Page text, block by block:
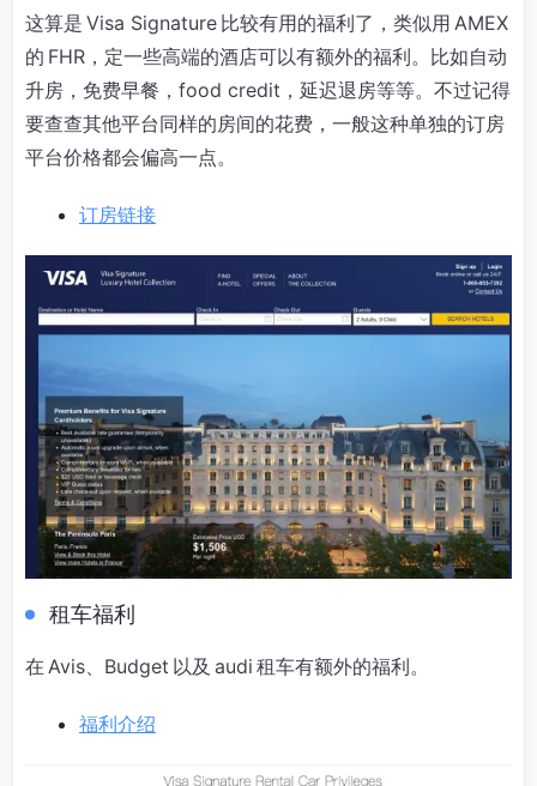
这算是 Visa Signature 比较有用的福利了，类似用 AMEX
的 FHR，定一些高端的酒店可以有额外的福利。比如自动
升房，免费早餐，food credit，延迟退房等等。不过记得
要查查其他平台同样的房间的花费，一般这种单独的订房
平台价格都会偏高一点。
订房链接
租车福利
在 Avis、Budget 以及 audi 租车有额外的福利。
福利介绍